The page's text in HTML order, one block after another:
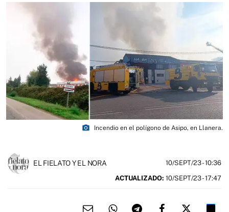
photo_camera Incendio en el polígono de Asipo, en Llanera.
EL FIELATO Y EL NORA 10/SEPT/23- 10:36
ACTUALIZADO: 10/SEPT/23 - 17:47